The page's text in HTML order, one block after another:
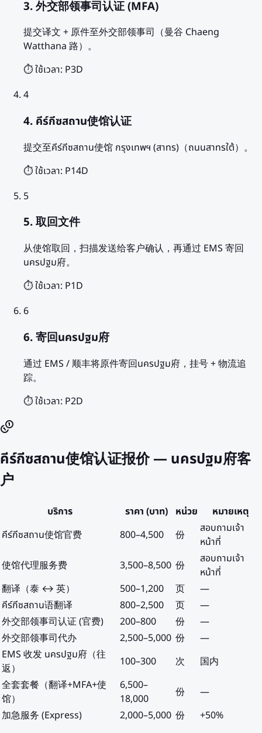
3. 外交部领事司认证 (MFA)
提交译文 + 原件至外交部领事司（曼谷 Chaeng
Watthana 路）。
⏱️ ใช้เวลา: P3D
4
4. คีร์กีซสถาน使馆认证
提交至คีร์กีซสถาน使馆 กรุงเทพฯ (สาทร)（ถนนสาทรใต้）。
⏱️ ใช้เวลา: P14D
5
5. 取回文件
从使馆取回，扫描发送给客户确认，再通过 EMS 寄回
นครปฐม府。
⏱️ ใช้เวลา: P1D
6
6. 寄回นครปฐม府
通过 EMS / 顺丰将原件寄回นครปฐม府，挂号 + 物流追
踪。
⏱️ ใช้เวลา: P2D
คีร์กีซสถาน使馆认证报价 — นครปฐม府客
户
บริการ ราคา (บาท) หน่วย
หมายเหตุ
คีร์กีซสถาน使馆官费
800–4,500 份
สอบถามเจ้า
หน้าที่
使馆代理服务费
3,500–8,500 份
สอบถามเจ้า
หน้าที่
翻译（泰 ↔ 英）
500–1,200 页
—
คีร์กีซสถาน语翻译
800–2,500 页
—
外交部领事司认证 (官费)
200–800 份
—
外交部领事司代办
2,500–5,000 份
—
EMS 收发 นครปฐม府（往
返）
100–300 次
国内
全套套餐（翻译+MFA+使
馆）
6,500–
18,000
份
—
加急服务 (Express)
2,000–5,000 份
+50%